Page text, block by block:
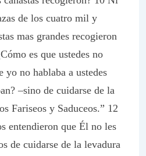
de los cuatro mil y
mas grandes recogieron
es que ustedes no
yo no hablaba a ustedes
–sino de cuidarse de la
Fariseos y Saduceos.” 12
entendieron que Él no les
de cuidarse de la levadura